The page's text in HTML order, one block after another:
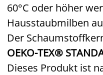
60°C oder höher
Hausstaubmilben
Der
OEKO-TEX®
Dieses Produkt ist